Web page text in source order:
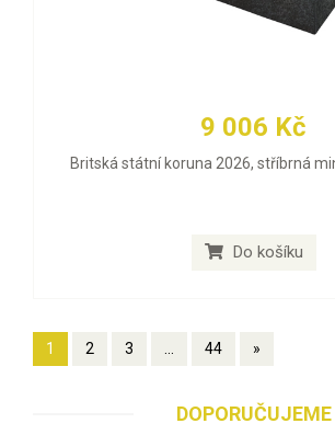
9 006 Kč
Britská státní koruna 2026, stříbrná
Do košíku
1 2 3 ... 44 »
DOPORUČUJEME